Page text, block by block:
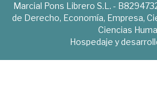
Marcial Pons Librero S.L. -
de Derecho, Economía, Empresa,
Ciencias
Hospedaje y